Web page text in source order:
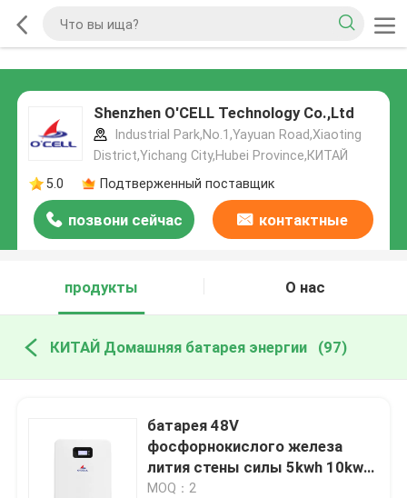
Shenzhen O'CELL Technology Co.,Ltd
Industrial Park,No.1,Yayuan Road,Xiaoting
District,Yichang City,Hubei Province,КИТАЙ
5.0
Подтверженный поставщик
позвони сейчас контактные
продукты
О нас
КИТАЙ Домашняя батарея энергии (97)
батарея 48V
фосфорнокислого железа
лития стены силы 5kwh 10kwh
для домашней
MOQ：2